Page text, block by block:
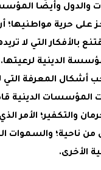
والدول وأيضًا
على حرية
بالأفكار التي لا
الدينية
أشكال المعرفة التي
المؤسسات الدينية
والتكفير؛ الأمر
ناحية؛ والسموات
الأخرى.